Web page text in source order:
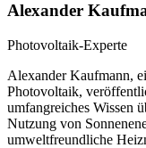
Alexander
Photovoltaik-Experte
Alexander Kaufmann,
Photovoltaik,
umfangreiches Wissen
Nutzung von
umweltfreundliche